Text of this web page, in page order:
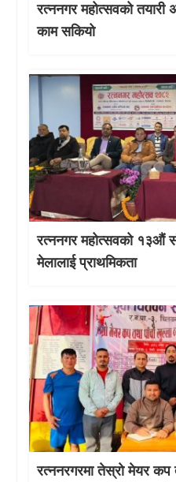
रत्ननगर महोत्सवको
काम सकियो
रत्ननगर महोत्सवको १३औं
मेलालाई प्राथमिकता
रत्ननरगरमा तेस्राे मेयर कप